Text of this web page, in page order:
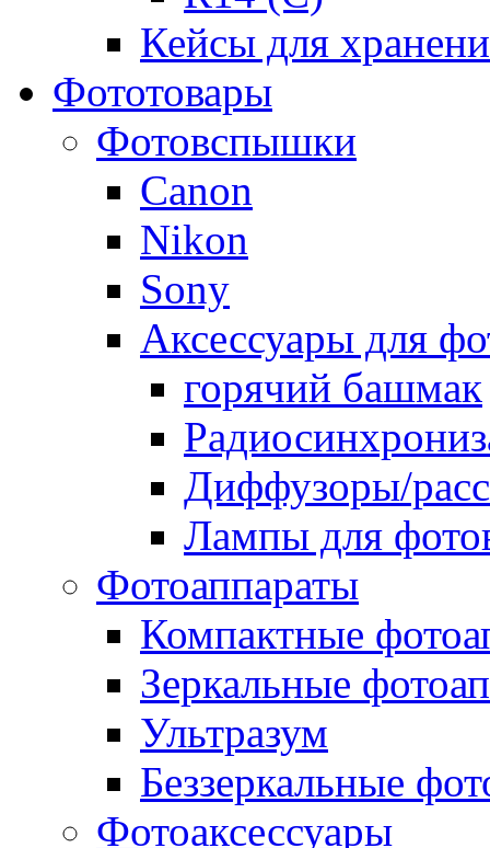
Кейсы для
Фототовары
Фотовспышки
Canon
Nikon
Sony
Аксессуары для
горячий башмак
Диффузоры/
Лампы для
Фотоаппараты
Компактные
Зеркальные
Ультразум
Беззеркальные
Фотоаксессуары